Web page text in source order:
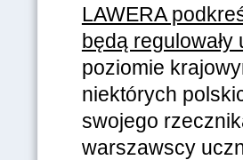
LAWERA
będą
poziomie
niektórych
swojego
warszawscy